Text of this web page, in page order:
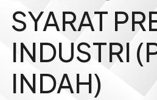
SYARAT
INDUSTRI
INDAH)